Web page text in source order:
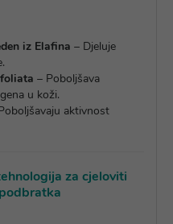
iz Elafina – Djeluje
– Poboljšava
u koži.
aktivnost
za cjeloviti